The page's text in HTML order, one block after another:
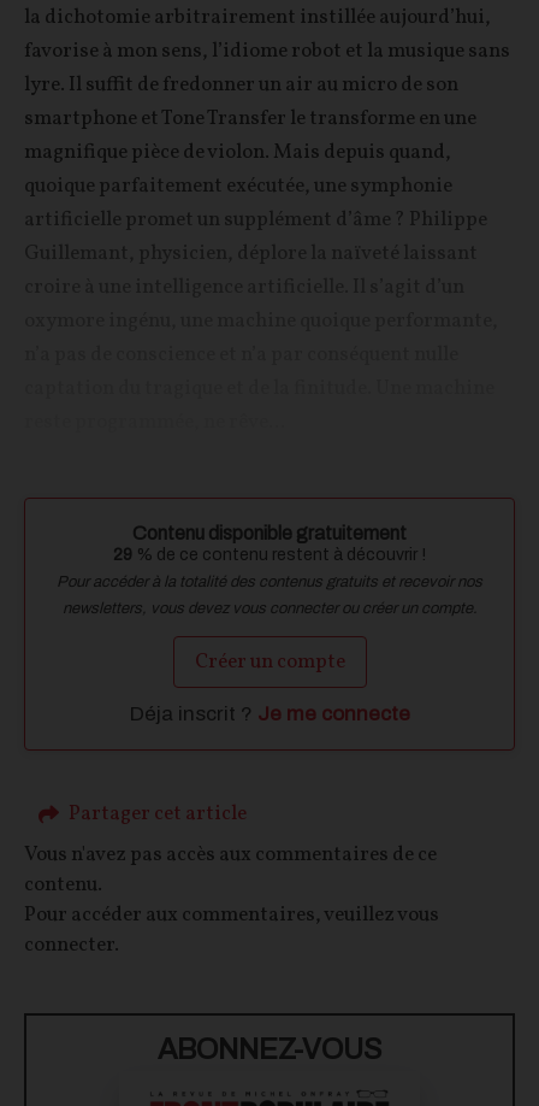
la dichotomie arbitrairement instillée aujourd’hui,
favorise à mon sens, l’idiome robot et la musique sans
lyre. Il suffit de fredonner un air au micro de son
smartphone et Tone Transfer le transforme en une
magnifique pièce de violon. Mais depuis quand,
quoique parfaitement exécutée, une symphonie
artificielle promet un supplément d’âme ? Philippe
Contenu disponible gratuitement
29 % de ce contenu restent à découvrir !
Pour accéder à la totalité des contenus gratuits et recevoir nos
newsletters, vous devez vous connecter ou créer un compte.
Créer un compte
Déja inscrit ? Je me connecte
Partager cet article
Vous n'avez pas accès aux commentaires de ce
contenu.
Pour accéder aux commentaires, veuillez vous
connecter.
ABONNEZ-VOUS